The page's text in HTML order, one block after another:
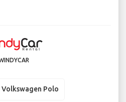
Volkswagen Polo